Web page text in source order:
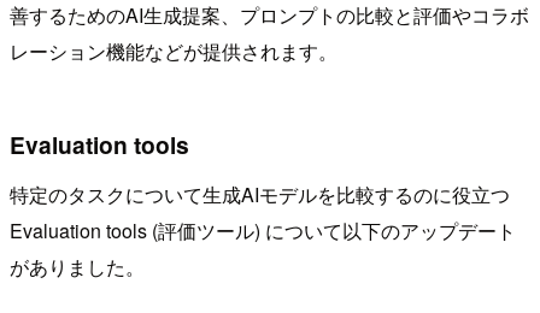
善するためのAI生成提案、プロンプトの比較と評価やコラボ
レーション機能などが提供されます。
Evaluation tools
特定のタスクについて生成AIモデルを比較するのに役立つ
Evaluation tools (評価ツール) について以下のアップデート
がありました。